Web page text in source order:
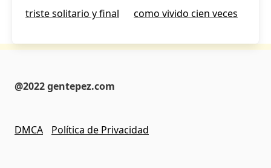
triste solitario y final
como vivido cien veces
@2022 gentepez.com
DMCA Política de Privacidad